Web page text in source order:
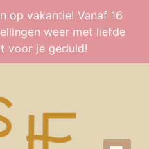
op vakantie! Vanaf 16
weer met liefde
voor je geduld!